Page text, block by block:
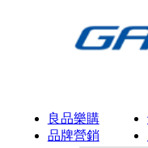
良品樂購
品牌營銷